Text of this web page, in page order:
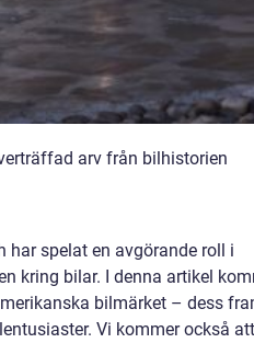
arv från bilhistorien
har spelat en avgörande roll i
kring bilar. I denna artikel
bilmärket – dess
Vi kommer också att